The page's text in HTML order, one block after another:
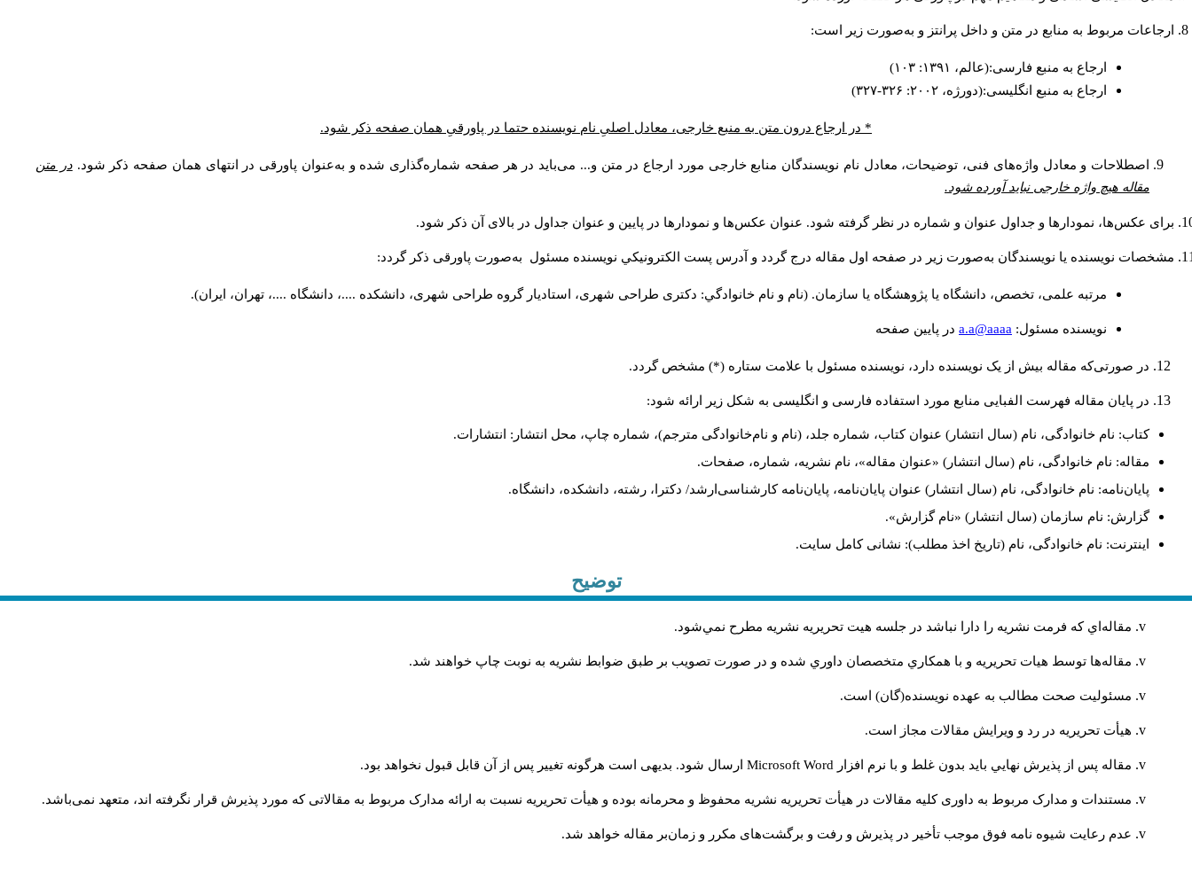
ارجاعات مربوط به منابع در متن و داخل پرانتز و به‌صورت زیر است:
ارجاع به منبع فارسی:(عالم، ۱۳۹۱: ۱۰۳)
ارجاع به منبع انگلیسی:(دورژه، ۲۰۰۲: ۳۲۶-۳۲۷)
* در ارجاع درون متن به منبع خارجی، معادل اصلیِ نام نویسنده حتما در پاورقیِ همان صفحه ذکر شود.
اصطلاحات و معادل واژه‌های فنی، توضیحات، معادل نام نویسندگان منابع خارجی مورد ارجاع در متن و... می‌باید در هر صفحه شماره‌گذاری شده و به‌عنوان پاورقی در انتهای همان صفحه ذکر شود. در متن
مقاله هیچ واژه خارجی نباید آورده شود.
برای عکس‌ها، نمودارها و جداول عنوان و شماره در نظر گرفته شود. عنوان عکس‌ها و نمودارها در پایین و عنوان جداول در بالای آن ذکر شود.
مشخصات نویسنده یا نویسندگان به‌صورت زیر در صفحه اول مقاله درج گردد و آدرس پست الكترونيكي نويسنده مسئول به‌صورت پاورقی ذکر گردد:
مرتبه علمی، تخصص، دانشگاه یا پژوهشگاه یا سازمان. (نام و نام خانوادگي: دکتری طراحی شهری، استادیار گروه طراحی شهری، دانشکده ....، دانشگاه ....، تهران، ایران).
نويسنده مسئول: a.a@aaaa در پايين صفحه
در صورتی‌که مقاله بیش از یک نویسنده دارد، نویسنده مسئول با علامت ستاره (*) مشخص گردد.
در پایان مقاله فهرست الفبایی منابع مورد استفاده فارسی و انگلیسی به شکل زیر ارائه شود:
کتاب: نام خانوادگی، نام (سال انتشار) عنوان کتاب، شماره جلد، (نام و نام‌خانوادگی مترجم)، شماره چاپ، محل انتشار: انتشارات.
مقاله: نام خانوادگی، نام (سال انتشار) «عنوان مقاله»، نام نشریه، شماره، صفحات.
پایان‌نامه: نام خانوادگی، نام (سال انتشار) عنوان پایان‌نامه، پایان‌نامه کارشناسی‌ارشد/ دکترا، رشته، دانشکده، دانشگاه.
گزارش: نام سازمان (سال انتشار) «نام گزارش».
اینترنت: نام خانوادگی، نام (تاریخ اخذ مطلب): نشانی کامل سایت.
توضیح
مقاله‌اي كه فرمت نشريه را دارا نباشد در جلسه هيت تحريريه نشريه مطرح نمي‌شود.
مقاله‌ها توسط هیات تحريريه و با همکاري متخصصان داوري شده و در صورت تصويب بر طبق ضوابط نشريه به نوبت چاپ خواهند شد.
مسئوليت صحت مطالب به عهده نويسنده(گان) است.
هيأت تحريريه در رد و ويرايش مقالات مجاز است.
مقاله پس از پذيرش نهايي باید بدون غلط و با نرم افزار Microsoft Word ارسال شود. بدیهی است هرگونه تغییر پس از آن قابل قبول نخواهد بود.
مستندات و مدارک مربوط به داوری کلیه مقالات در هیأت تحریریه نشریه محفوظ و محرمانه بوده و هیأت تحریریه نسبت به ارائه مدارک مربوط به مقالاتی که مورد پذیرش قرار نگرفته اند، متعهد نمی‌باشد.
عدم رعایت شیوه نامه فوق موجب تأخیر در پذیرش و رفت و برگشت‌‌های مکرر و زمان‌بر مقاله خواهد شد.